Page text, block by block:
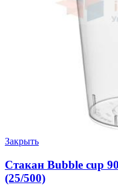
Закрыть
Стакан Bubble cup
(25/500)